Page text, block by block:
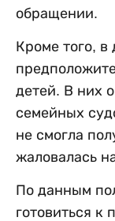
обращении.
Кроме того,
детей. В них
семейных
не смогла
жаловалась
По данным
готовиться к